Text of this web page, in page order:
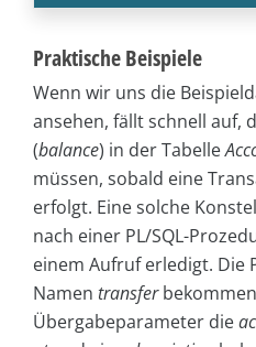
Praktische Beispiele
Wenn wir uns die
ansehen, fällt schnell auf,
(balance) in der Tabelle
müssen, sobald eine
erfolgt. Eine solche
nach einer PL/SQL-
einem Aufruf erledigt. Die
Namen transfer
Übergabeparameter die